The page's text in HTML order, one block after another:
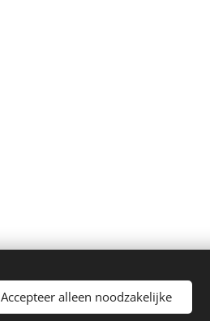
Accepteer alleen noodzakelijke